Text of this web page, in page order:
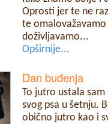
Oprosti jer te ne
te omalovažavamo
doživljavamo...
Opširnije...
Dan buđenja
To jutro ustala sam
svog psa u šetnju.
obično jutro kao i